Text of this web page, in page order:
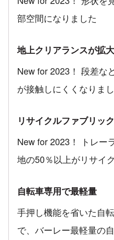
部空間になりました
地上クリアランスが拡大
New for 2023！ 段差な
が接触しにくくなりま
リサイクルファブリック
New for 2023！ トレー
地の50％以上がリサイ
自転車専用で最軽量
手押し機能を省いた自
で、バーレー最軽量の